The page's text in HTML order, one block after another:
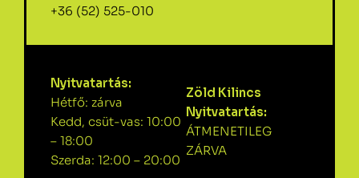
+36 (52) 525-010
Nyitvatartás:
Hétfő: zárva
Kedd, csüt-vas: 10:00
– 18:00
Szerda: 12:00 – 20:00
Zöld Kilincs
Nyitvatartás:
ÁTMENETILEG
ZÁRVA